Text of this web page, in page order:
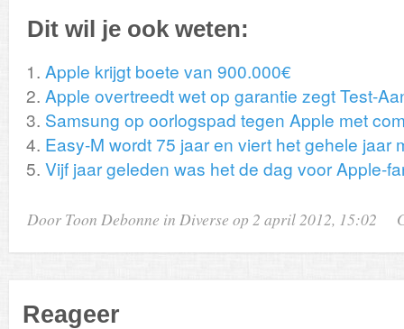
Dit wil je ook weten:
Apple krijgt boete van 900.000€
Apple overtreedt wet op garantie zegt Test-
Samsung op oorlogspad tegen Apple met
Easy-M wordt 75 jaar en viert het gehele jaar
Vijf jaar geleden was het de dag voor Apple-
Door Toon Debonne in Diverse op 2 april 2012, 15:02
Reageer